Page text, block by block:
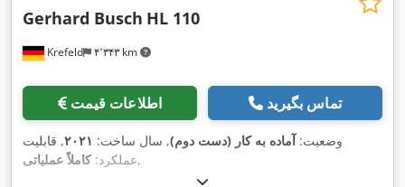
Krefeld ۴٬۳۴۳ km
Gerhard Busch HL 110
اطلاعات قیمت تماس بگیرید
وضعیت: آماده به کار (دست دوم), سال ساخت: ۲۰۲۱, قابلیت
عملکرد:کاملاً عملیاتی ,